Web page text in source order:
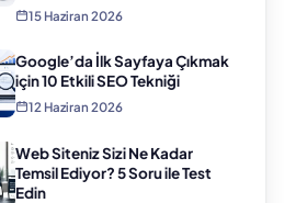
15 Haziran 2026
Google’da İlk Sayfaya Çıkmak
için 10 Etkili SEO Tekniği
12 Haziran 2026
Web Siteniz Sizi Ne Kadar
Temsil Ediyor? 5 Soru ile Test
Edin